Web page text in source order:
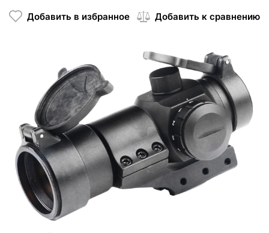
Добавить в избранное Добавить к сравнению